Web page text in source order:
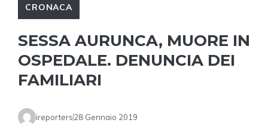
CRONACA
SESSA AURUNCA, MUORE IN
OSPEDALE. DENUNCIA DEI
FAMILIARI
ireporters28 Gennaio 2019